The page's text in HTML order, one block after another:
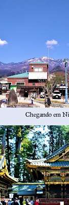
Chegando em